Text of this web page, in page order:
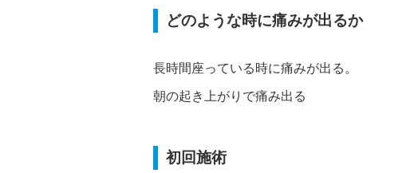
どのような時に痛みが出るか
長時間座っている時に痛みが出る。
朝の起き上がりで痛み出る
初回施術